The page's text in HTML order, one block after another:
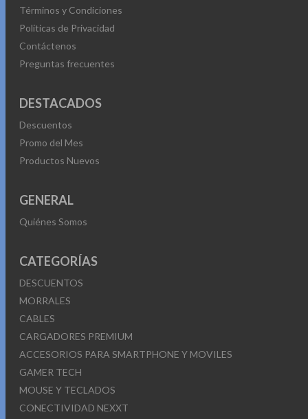
Entrada del Adaptador: 100-240VAC, 50/60Hz, 0.3A
Salida del Adaptador: 9.0V/0.6A
Power: Cable de alimentación de 3 metros
Dimensiones (W x D x H): 3.4 x 3.3 x 4.6 in. (86.6 x 85 x
Términos y Condiciones
Políticas de Privacidad
Contáctenos
Preguntas frecuentes
DESTACADOS
Descuentos
Promo del Mes
Productos Nuevos
GENERAL
Quiénes Somos
CATEGORÍAS
DESCUENTOS
MORRALES
CABLES
CARGADORES PREMIUM
ACCESORIOS PARA SMARTPHONE Y MOVILES
GAMER TECH
MOUSE Y TECLADOS
CONECTIVIDAD NEXXT